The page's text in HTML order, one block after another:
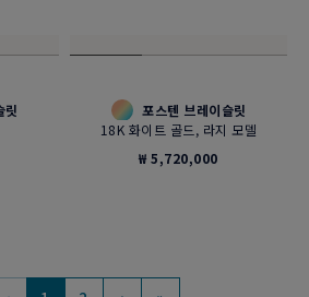
릿
포스텐 브레이슬릿
18K 화이트 골드, 라지 모델
₩ 5,720,000